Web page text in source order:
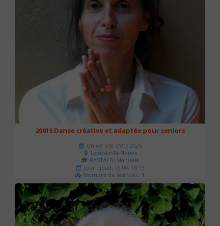
20615 Danse créative et adaptée pour seniors
Université d'été 2026
Louvain-la-Neuve
RASTALDI Manuela
Jour : jeudi 15:00- 16:15
Nombre de séances : 1
0 €